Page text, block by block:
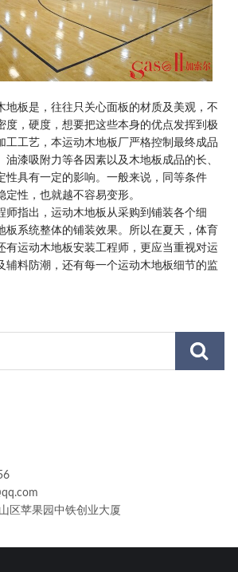
地板是，往往只关心面板的材质及美观，不
度，硬度，想要把这些本身的优点发挥到极
工工艺，本运动木地板厂严格控制最终成品
油漆吸附力等各因素以及木地板成品的长、
性具有一定的影响。一般来说，同等条件
性，也就越不容易变形。
师指出，运动木地板从采购到铺装各个细
板系统整体的铺装效果。所以在夏天，体育
有运动木地板安装工程师，更应当重视对运
辅料防潮，还有每一个运动木地板细节的监
区苹果园中铁创业大厦